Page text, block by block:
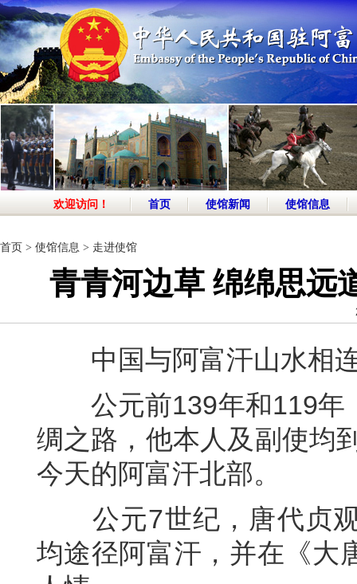
欢迎访问！ 首页 使馆新闻 使馆信息
首页 > 使馆信息 > 走进使馆
青青河边草 绵绵思远
中国与阿富汗山水相连
公元前139年和119年
绸之路，他本人及副使均
今天的阿富汗北部。
公元7世纪，唐代贞观
均途径阿富汗，并在《大